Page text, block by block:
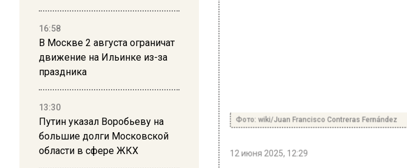
16:58
В Москве 2 августа ограничат
движение на Ильинке из-за
праздника
13:30
Путин указал Воробьеву на
большие долги Московской
области в сфере ЖКХ
Фото: wiki/Juan Francisco Contreras Fernández
12 июня 2025, 12:29